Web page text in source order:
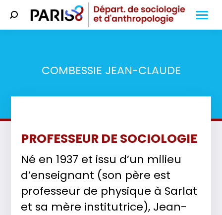
Search:
COMBESSIE JEAN-CLAUDE
PROFESSEUR DE SOCIOLOGIE
Né en 1937 et issu d’un milieu
d’enseignant (son père est
professeur de physique à Sarlat
et sa mère institutrice), Jean-